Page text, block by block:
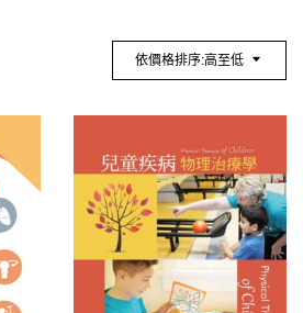
依價格排序:高至低